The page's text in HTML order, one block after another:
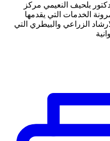
بلحيف النعيمي مركز
الخدمات التي يقدمها
الزراعي والبيطري التي